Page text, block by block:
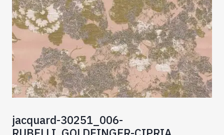
jacquard-30251_006-